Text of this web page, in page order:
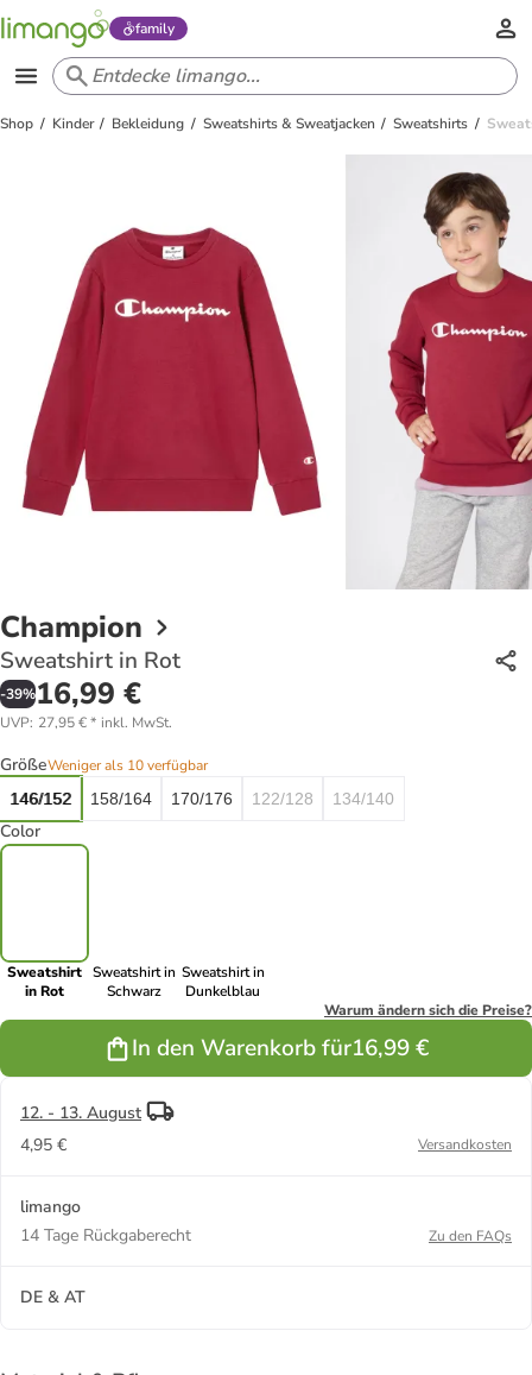
family
Shop Kinder Bekleidung Sweatshirts & Sweatjacken Sweatshirts
Champion
Sweatshirt in Rot
-39%16,99 €
UVP: 27,95 €* inkl. MwSt.
GrößeWeniger als 10 verfügbar
146/152
158/164 170/176 122/128 134/140
Color
Sweatshirt
in Rot
Sweatshirt in
Schwarz
Sweatshirt in
Dunkelblau
Warum ändern sich die Preise?
In den Warenkorb für16,99 €
12. - 13. August
4,95 €
Versandkosten
limango
14 Tage Rückgaberecht
Zu den FAQs
DE & AT